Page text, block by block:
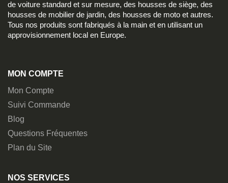
de voiture standard et sur mesure, des housses de siège, des
housses de mobilier de jardin, des housses de moto et autres.
Tous nos produits sont fabriqués à la main et en utilisant un
approvisionnement local en Europe.
MON COMPTE
Mon Compte
Suivi Commande
Blog
Questions Fréquentes
Plan du Site
NOS SERVICES